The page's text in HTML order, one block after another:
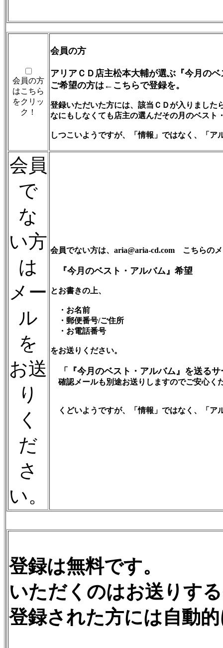
会員の方
はこちら
をクリッ
ク！
会員の方
アリアＣＤ店主松本大輔が選ぶ『今月の
ご希望の方は←こちらで登録を。
登録いただいた方には、該当ＣＤが入りました
なにもしなくても店主の選んだその月のベスト
しつこいようですが、「情報」ではなく、「
会員
で
な
い方
は
メー
ル
を
お送
り
く
だ
さ
い。
会員でない方は、aria@aria-cd.com こちらの
『今月のベスト・アルバム』希望
とお書きの上、
・お名前
・郵便番号/ご住所
・お電話番号
をお送りください。
「『今月のベスト・アルバム』を送るサ
確認メールも別途お送りしますのでご安心く
くどいようですが、「情報」ではなく、「ア
登録は無料です。
いただくのはお送りす
登録された方には自動